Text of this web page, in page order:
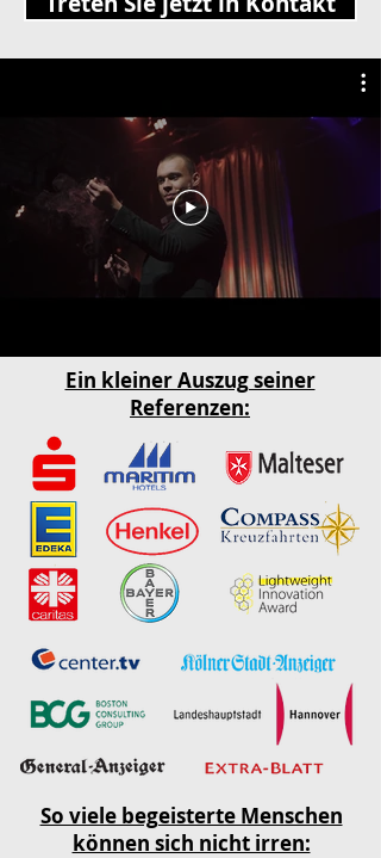
Ein kleiner Auszug seiner
Referenzen:
So viele begeisterte Menschen
können sich nicht irren: